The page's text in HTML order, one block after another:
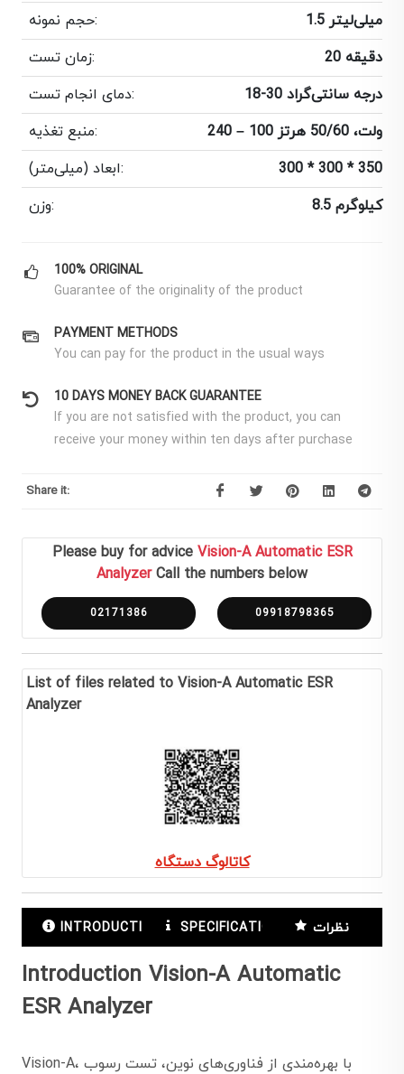
حجم نمونه:
1.5 میلی‌لیتر
زمان تست:
20 دقیقه
دمای انجام تست:
18-30 درجه سانتی‌گراد
منبع تغذیه:
240 – 100 ولت، 50/60 هرتز
ابعاد (میلی‌متر):
300 * 300 * 350
وزن:
8.5 کیلوگرم
100% ORIGINAL
Guarantee of the originality of the product
PAYMENT METHODS
You can pay for the product in the usual ways
10 DAYS MONEY BACK GUARANTEE
If you are not satisfied with the product, you can
receive your money within ten days after purchase
Share it:
Please buy for advice Vision-A Automatic ESR
AnalyzerCall the numbers below
02171386 09918798365
List of files related to Vision-A Automatic ESR
Analyzer
کاتالوگ دستگاه
INTRODUCTION SPECIFICATIONS نظرات
Introduction Vision-A Automatic
ESR Analyzer
Vision-A، با بهره‌مندی از فناوری‌های نوین، تست رسوب